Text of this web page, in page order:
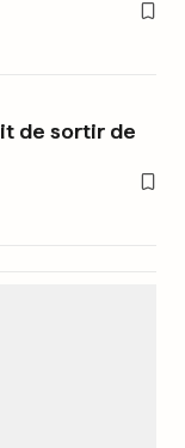
de sortir de